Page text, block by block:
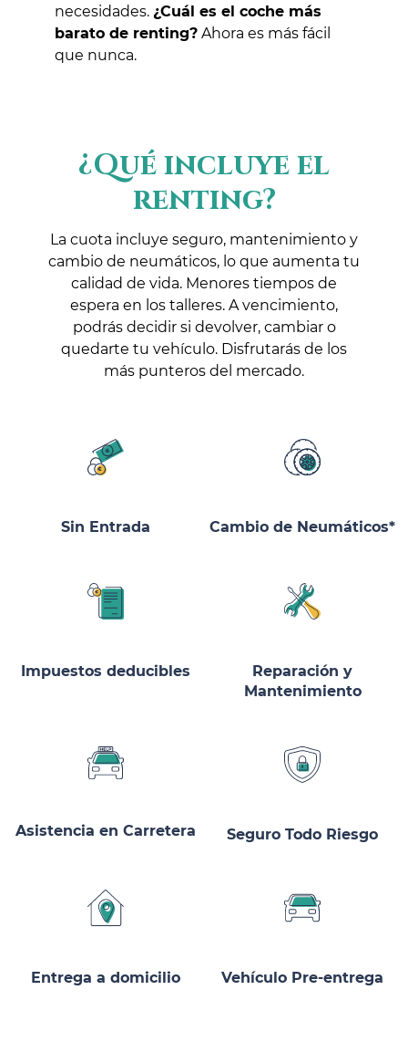
necesidades. ¿Cuál es el coche más
barato de renting? Ahora es más fácil
que nunca.
¿Qué incluye el
renting?
La cuota incluye seguro, mantenimiento y
cambio de neumáticos, lo que aumenta tu
calidad de vida. Menores tiempos de
espera en los talleres. A vencimiento,
podrás decidir si devolver, cambiar o
quedarte tu vehículo. Disfrutarás de los
más punteros del mercado.
Sin Entrada Cambio de Neumáticos*
Impuestos deducibles
Reparación y
Mantenimiento
Asistencia en Carretera Seguro Todo Riesgo
Entrega a domicilio Vehículo Pre-entrega